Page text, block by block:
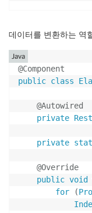
데이터를 변환하는 역
@Component
public class
@Autowired
private
private
@Override
public void
for
(
Java